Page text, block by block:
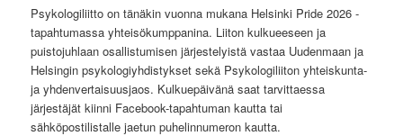
Psykologiliitto on tänäkin vuonna mukana Helsinki Pride 2026 -
tapahtumassa yhteisökumppanina. Liiton kulkueeseen ja
puistojuhlaan osallistumisen järjestelyistä vastaa Uudenmaan ja
Helsingin psykologiyhdistykset sekä Psykologiliiton yhteiskunta-
ja yhdenvertaisuusjaos. Kulkuepäivänä saat tarvittaessa
järjestäjät kiinni Facebook-tapahtuman kautta tai
sähköpostilistalle jaetun puhelinnumeron kautta.